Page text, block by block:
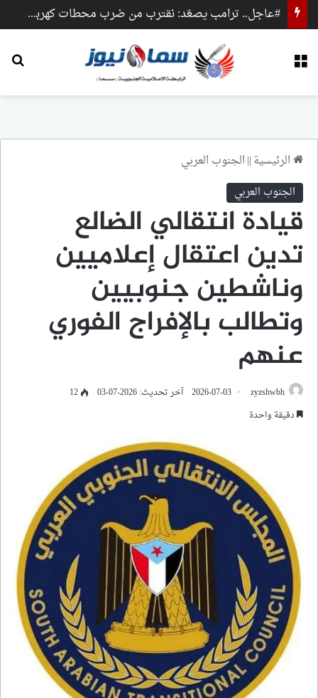
#عاجل.. ترامب يصعّد: نقترب من ضرب محطات كهرباء وجسور داخل إيران
الرئيسية||الجنوب العربي
الجنوب العربي
قيادة انتقالي الضالع
تدين اعتقال إعلاميين
وناشطين جنوبيين
وتطالب بالإفراج الفوري
عنهم
zyzshwbh
2026-07-03 آخر تحديث: 2026-07-03
12
دقيقة واحدة